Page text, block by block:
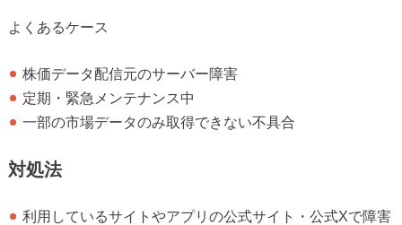
よくあるケース
株価データ配信元のサーバー障害
定期・緊急メンテナンス中
一部の市場データのみ取得できない不具合
対処法
利用しているサイトやアプリの公式サイト・公式Xで障害